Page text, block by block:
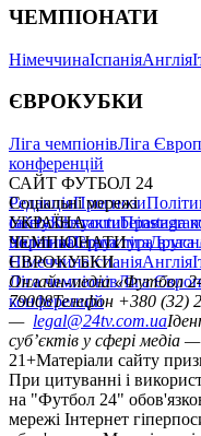
ЧЕМПІОНАТИ
НімеччинаІспаніяАнглія
ЄВРОКУБКИ
Ліга чемпіонівЛіга
конференцій
САЙТ ФУТБОЛ 24
РедакціяПрогнози
сайтуКонтактиПравила
політикаСтруктура
Соціальні мережі
facebookxyoutube
УКРАЇНА
УкраїнаПерша лігаДруга
ЧЕМПІОНАТИ
НімеччинаІспаніяАнглія
ЄВРОКУБКИ
Ліга чемпіонівЛіга
конференцій
Онлайн-медіа «Футбол
79008Телефон +380 (32)
— legal@24tv.com.ua
суб’єктів у сфері медіа
21+Матеріали сайту
При цитуванні і
на "Футбол 24"
мережі Інтернет